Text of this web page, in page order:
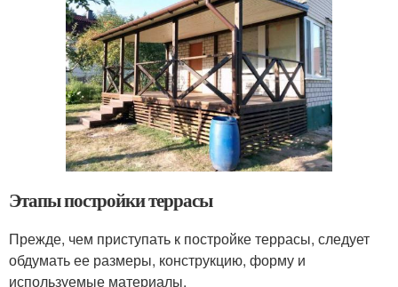
Этапы постройки террасы
Прежде, чем приступать к постройке террасы, следует
обдумать ее размеры, конструкцию, форму и
используемые материалы.